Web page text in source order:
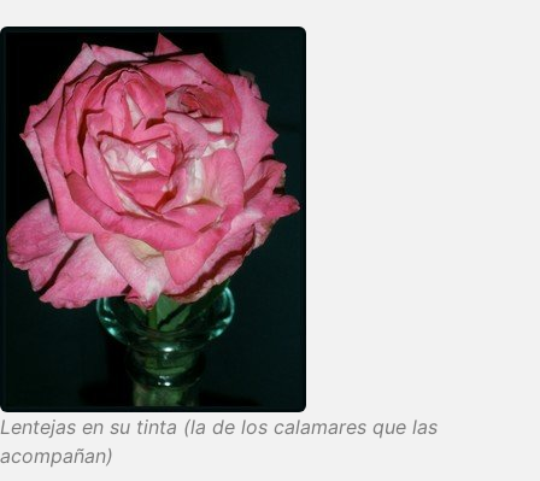
Lentejas en su tinta (la de los calamares que las
acompañan)